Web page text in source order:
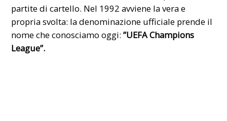
partite di cartello. Nel 1992 avviene la vera e
propria svolta: la denominazione ufficiale prende il
nome che conosciamo oggi:”UEFA Champions
League”.